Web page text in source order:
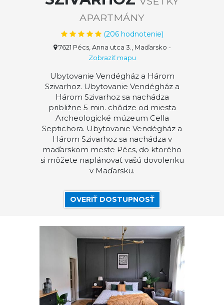
APARTMÁNY
(206hodnotenie)
7621 Pécs, Anna utca 3., Maďarsko -
Zobraziť mapu
Ubytovanie Vendégház a Három
Szivarhoz. Ubytovanie Vendégház a
Három Szivarhoz sa nachádza
približne 5 min. chôdze od miesta
Archeologické múzeum Cella
Septichora. Ubytovanie Vendégház a
Három Szivarhoz sa nachádza v
maďarskom meste Pécs, do ktorého
si môžete naplánovať vašú dovolenku
v Maďarsku.
OVERIŤ DOSTUPNOSŤ